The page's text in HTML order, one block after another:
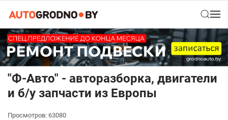
"Ф-Авто" - авторазборка, двигатели
и б/у запчасти из Европы
Просмотров: 63080